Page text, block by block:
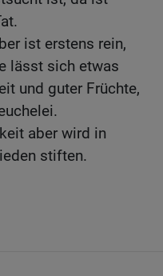
ist erstens rein,
lässt sich etwas
und guter Früchte,
aber wird in
stiften.